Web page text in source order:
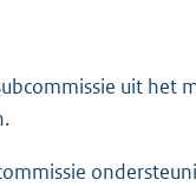
uit het